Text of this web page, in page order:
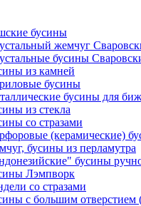
бусины
жемчуг
бусины
из камней
бусины
бусины для
из стекла
со стразами
(керамические)
бусины из перламутра
бусины
Лэмпворк
со стразами
с большим отверстием